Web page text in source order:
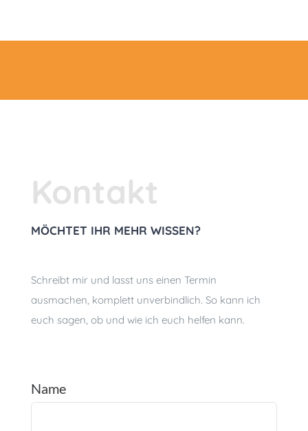
Kontakt
MÖCHTET IHR MEHR WISSEN?
Schreibt mir und lasst uns einen Termin
ausmachen, komplett unverbindlich. So kann ich
euch sagen, ob und wie ich euch helfen kann.
Name